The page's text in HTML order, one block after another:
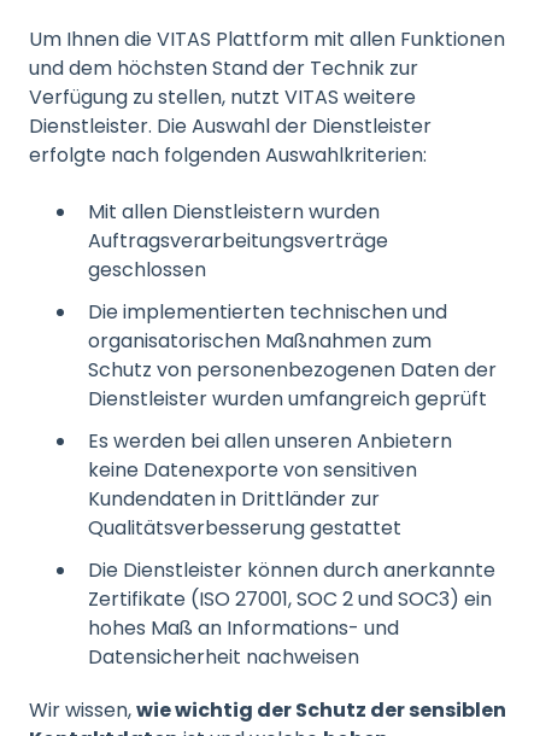
Um Ihnen die VITAS Plattform mit allen Funktionen
und dem höchsten Stand der Technik zur
Verfügung zu stellen, nutzt VITAS weitere
Dienstleister. Die Auswahl der Dienstleister
erfolgte nach folgenden Auswahlkriterien:
Mit allen Dienstleistern wurden
Auftragsverarbeitungsverträge
geschlossen
Die implementierten technischen und
organisatorischen Maßnahmen zum
Schutz von personenbezogenen Daten der
Dienstleister wurden umfangreich geprüft
Es werden bei allen unseren Anbietern
keine Datenexporte von sensitiven
Kundendaten in Drittländer zur
Qualitätsverbesserung gestattet
Die Dienstleister können durch anerkannte
Zertifikate (ISO 27001, SOC 2 und SOC3) ein
hohes Maß an Informations- und
Datensicherheit nachweisen
Wir wissen,wie wichtig der Schutz der sensiblen